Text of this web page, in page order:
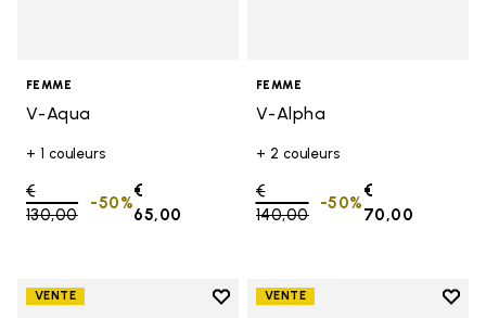
FEMME
V-Aqua
+ 1 couleurs
Price reduced from
€
130,00to
€
65,00
-50%
FEMME
V-Alpha
+ 2 couleurs
Price reduced from
€
140,00to
€
70,00
-50%
VENTE
Add to wishlist
VENTE
Add